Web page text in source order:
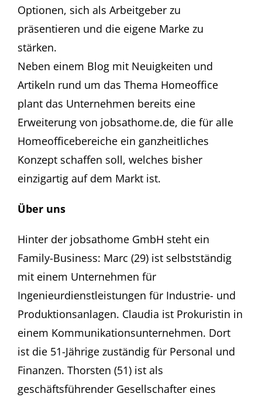
Optionen, sich als Arbeitgeber zu
präsentieren und die eigene Marke zu
stärken.
Neben einem Blog mit Neuigkeiten und
Artikeln rund um das Thema Homeoffice
plant das Unternehmen bereits eine
Erweiterung von jobsathome.de, die für alle
Homeofficebereiche ein ganzheitliches
Konzept schaffen soll, welches bisher
einzigartig auf dem Markt ist.
Über uns
Hinter der jobsathome GmbH steht ein
Family-Business: Marc (29) ist selbstständig
mit einem Unternehmen für
Ingenieurdienstleistungen für Industrie- und
Produktionsanlagen. Claudia ist Prokuristin in
einem Kommunikationsunternehmen. Dort
ist die 51-Jährige zuständig für Personal und
Finanzen. Thorsten (51) ist als
geschäftsführender Gesellschafter eines